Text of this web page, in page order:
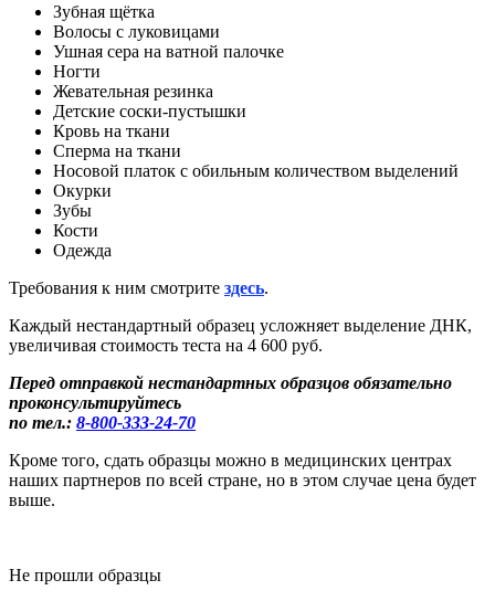
Зубная щётка
Волосы с луковицами
Ушная сера на ватной палочке
Ногти
Жевательная резинка
Детские соски-пустышки
Кровь на ткани
Сперма на ткани
Носовой платок с обильным количеством выделений
Окурки
Зубы
Кости
Одежда
Требования к ним смотрите здесь.
Каждый нестандартный образец усложняет выделение ДНК,
увеличивая стоимость теста на 4 600 руб.
Перед отправкой нестандартных образцов обязательно
проконсультируйтесь
по тел.: 8-800-333-24-70
Кроме того, сдать образцы можно в медицинских центрах
наших партнеров по всей стране, но в этом случае цена будет
выше.
Не прошли образцы